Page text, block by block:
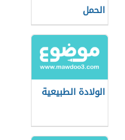
الحمل
الولادة الطبيعية